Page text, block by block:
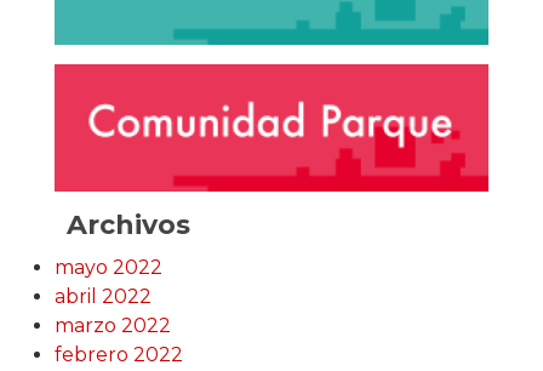
Archivos
mayo 2022
abril 2022
marzo 2022
febrero 2022